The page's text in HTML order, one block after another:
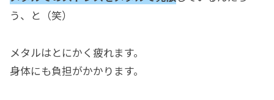
う、と（笑）
メタルはとにかく疲れます。
身体にも負担がかかります。